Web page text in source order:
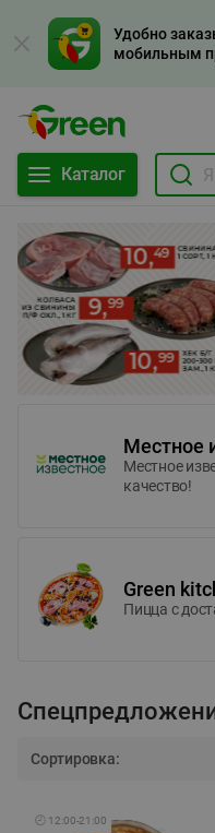
Удобно
мобильным
Каталог
Местное
Местное
качество!
Green
Пицца c
Сортировка:
🕘 12:00-21:00